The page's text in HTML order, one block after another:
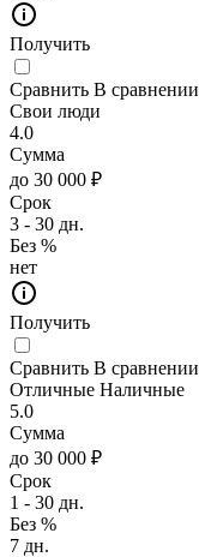
Получить
Сравнить В сравнении
Свои люди
4.0
Сумма
до 30 000 ₽
Срок
3 - 30 дн.
Без %
нет
Получить
Сравнить В сравнении
Отличные Наличные
5.0
Сумма
до 30 000 ₽
Срок
1 - 30 дн.
Без %
7 дн.